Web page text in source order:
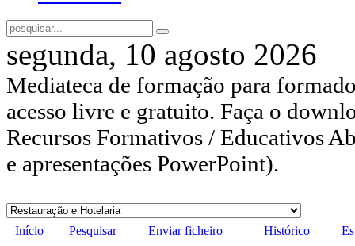
segunda, 10 agosto 2026
Mediateca de formação para
acesso livre e gratuito. Faça o
Recursos Formativos / Educativos
e apresentações PowerPoint).
Início Pesquisar Enviar ficheiro Histórico